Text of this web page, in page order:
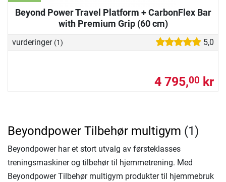
Beyond Power Travel Platform + CarbonFlex Bar
with Premium Grip (60 cm)
vurderinger (1) 5,0
4 795,00 kr
Beyondpower Tilbehør multigym (1)
Beyondpower har et stort utvalg av førsteklasses
treningsmaskiner og tilbehør til hjemmetrening. Med
Beyondpower Tilbehør multigym produkter til hjemmebruk